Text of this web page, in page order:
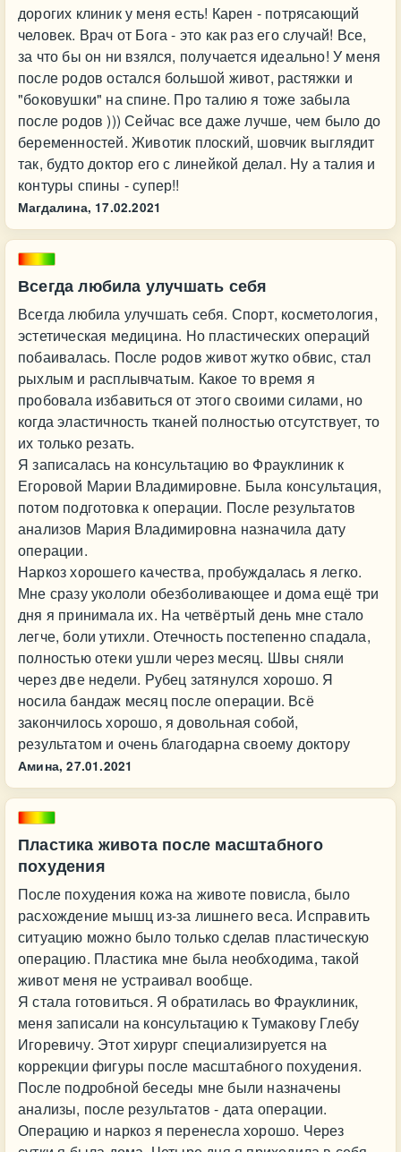
дорогих клиник у меня есть! Карен - потрясающий
человек. Врач от Бога - это как раз его случай! Все,
за что бы он ни взялся, получается идеально! У меня
после родов остался большой живот, растяжки и
"боковушки" на спине. Про талию я тоже забыла
после родов ))) Сейчас все даже лучше, чем было до
беременностей. Животик плоский, шовчик выглядит
так, будто доктор его с линейкой делал. Ну а талия и
контуры спины - супер!!
Магдалина, 17.02.2021
Всегда любила улучшать себя
Всегда любила улучшать себя. Спорт, косметология,
эстетическая медицина. Но пластических операций
побаивалась. После родов живот жутко обвис, стал
рыхлым и расплывчатым. Какое то время я
пробовала избавиться от этого своими силами, но
когда эластичность тканей полностью отсутствует, то
их только резать.
Я записалась на консультацию во Фрауклиник к
Егоровой Марии Владимировне. Была консультация,
потом подготовка к операции. После результатов
анализов Мария Владимировна назначила дату
операции.
Наркоз хорошего качества, пробуждалась я легко.
Мне сразу укололи обезболивающее и дома ещё три
дня я принимала их. На четвёртый день мне стало
легче, боли утихли. Отечность постепенно спадала,
полностью отеки ушли через месяц. Швы сняли
через две недели. Рубец затянулся хорошо. Я
носила бандаж месяц после операции. Всё
закончилось хорошо, я довольная собой,
результатом и очень благодарна своему доктору
Амина, 27.01.2021
Пластика живота после масштабного
похудения
После похудения кожа на животе повисла, было
расхождение мышц из-за лишнего веса. Исправить
ситуацию можно было только сделав пластическую
операцию. Пластика мне была необходима, такой
живот меня не устраивал вообще.
Я стала готовиться. Я обратилась во Фрауклиник,
меня записали на консультацию к Тумакову Глебу
Игоревичу. Этот хирург специализируется на
коррекции фигуры после масштабного похудения.
После подробной беседы мне были назначены
анализы, после результатов - дата операции.
Операцию и наркоз я перенесла хорошо. Через